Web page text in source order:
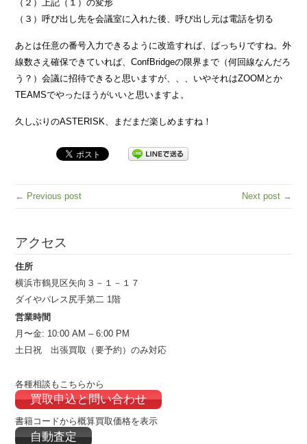
（２）上記（１）の変形
（３）呼び出し先を会議室に入れた後、呼び出し元は電話を切る
あとは任意の番号入力できるように改造すれば、ばっちりですね。外
線数さえ確保できていれば、ConfBridgeの限界まで（何回線なんだろ
う？）会議に招待できると思いますが、、、いやそれはZOOMとか
TEAMSでやったほうがいいと思いますよ。
久しぶりのASTERISK、まだまだ楽しめますね！
← Previous post Next post →
アクセス
住所
横浜市鶴見区矢向３－１－１７
ダイやパレス尻手第二 1階
営業時間
月〜金: 10:00 AM – 6:00 PM
土日祝 出張買取（要予約）のみ対応
各種相談もこちらから
買取申込と問い合わせ
書籍コードから概算買取価格を表示
自動査定